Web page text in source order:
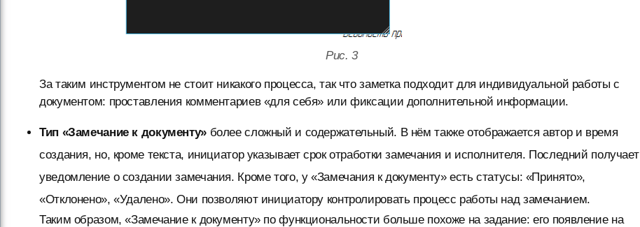
Рис. 3
За таким инструментом не стоит никакого процесса, так что заметка подходит для индивидуальной работы с
документом: проставления комментариев «для себя» или фиксации дополнительной информации.
Тип «Замечание к документу» более сложный и содержательный. В нём также отображается автор и время
создания, но, кроме текста, инициатор указывает срок отработки замечания и исполнителя. Последний получает
уведомление о создании замечания. Кроме того, у «Замечания к документу» есть статусы: «Принято»,
«Отклонено», «Удалено». Они позволяют инициатору контролировать процесс работы над замечанием.
Таким образом, «Замечание к документу» по функциональности больше похоже на задание: его появление на